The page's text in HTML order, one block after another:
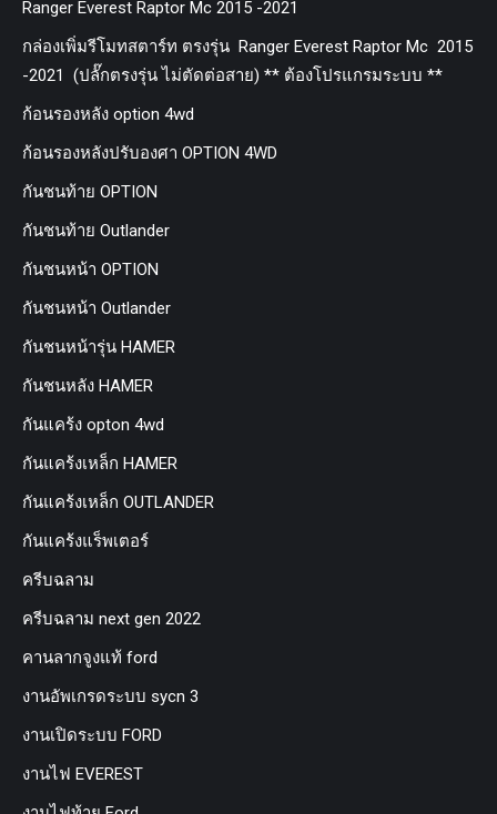
Ranger Everest Raptor Mc 2015 -2021
กล่องเพิ่มรีโมทสตาร์ท ตรงรุ่น Ranger Everest Raptor Mc 2015
-2021 (ปลั๊กตรงรุ่น ไม่ตัดต่อสาย) ** ต้องโปรแกรมระบบ **
ก้อนรองหลัง option 4wd
ก้อนรองหลังปรับองศา OPTION 4WD
กันชนท้าย OPTION
กันชนท้าย Outlander
กันชนหน้า OPTION
กันชนหน้า Outlander
กันชนหน้ารุ่น HAMER
กันชนหลัง HAMER
กันแคร้ง opton 4wd
กันแคร้งเหล็ก HAMER
กันแคร้งเหล็ก OUTLANDER
กันแคร้งแร็พเตอร์
ครีบฉลาม
ครีบฉลาม next gen 2022
คานลากจูงแท้ ford
งานอัพเกรดระบบ sycn 3
งานเปิดระบบ FORD
งานไฟ EVEREST